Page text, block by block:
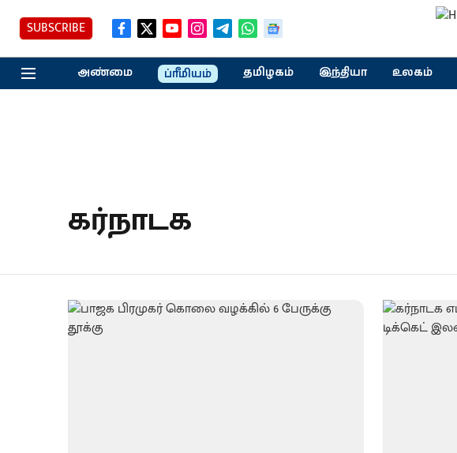
SUBSCRIBE
அண்மை ப்ரீமியம் தமிழகம் இந்தியா உலகம்
கர்நாடக